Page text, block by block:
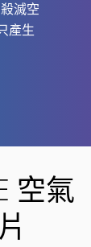
滅空
產生
空氣